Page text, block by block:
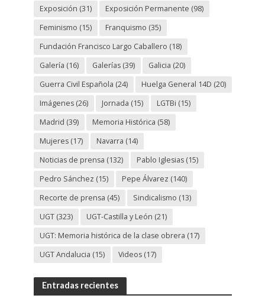
Exposición (31) Exposición Permanente (98)
Feminismo (15) Franquismo (35)
Fundación Francisco Largo Caballero (18)
Galería (16) Galerías(39) Galicia (20)
Guerra Civil Española (24) Huelga General 14D (20)
Imágenes(26) Jornada (15) LGTBi (15)
Madrid (39) Memoria Histórica (58)
Mujeres(17) Navarra (14)
Noticias de prensa (132) Pablo Iglesias(15)
Pedro Sánchez (15) Pepe Álvarez (140)
Recorte de prensa (45) Sindicalismo (13)
UGT(323) UGT-Castilla y León (21)
UGT: Memoria histórica de la clase obrera (17)
UGT Andalucia (15) Videos(17)
Entradas recientes